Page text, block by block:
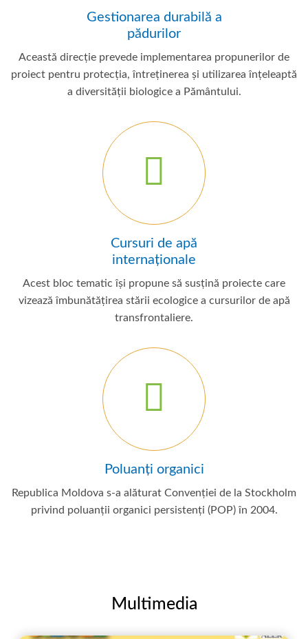
Gestionarea durabilă a
pădurilor
Această direcție prevede implementarea propunerilor de
proiect pentru protecția, întreținerea și utilizarea înțeleaptă
a diversității biologice a Pământului.
Cursuri de apă
internaționale
Acest bloc tematic își propune să susțină proiecte care
vizează îmbunătățirea stării ecologice a cursurilor de apă
transfrontaliere.
Poluanți organici
Republica Moldova s-a alăturat Convenției de la Stockholm
privind poluanții organici persistenți (POP) în 2004.
Multimedia